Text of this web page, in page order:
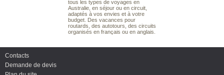
tous les types de voyages en
Australie, en séjour ou en circuit,
adaptés à vos envies et à votre
budget. Des vacances pour
routards, des autotours, des circuits
organisés en français ou en anglais.
Contacts
Demande de devis